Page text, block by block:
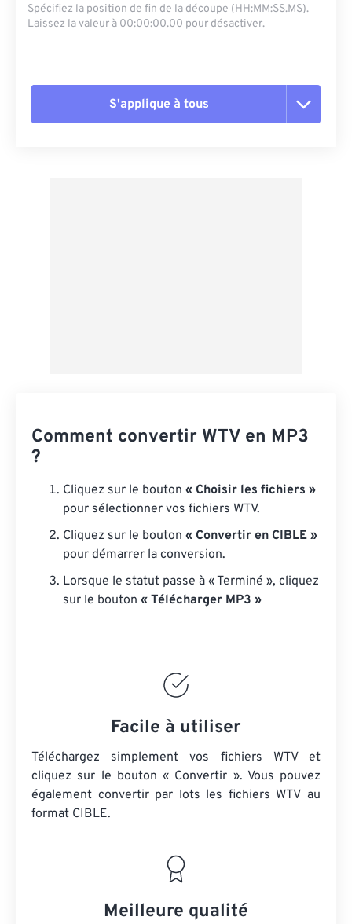
Spécifiez la position de fin de la découpe (HH:MM:SS.MS).
Laissez la valeur à 00:00:00.00 pour désactiver.
S'applique à tous
Comment convertir WTV en MP3
?
Cliquez sur le bouton « Choisir les fichiers »
pour sélectionner vos fichiers WTV.
Cliquez sur le bouton « Convertir en CIBLE »
pour démarrer la conversion.
Lorsque le statut passe à « Terminé », cliquez
sur le bouton « Télécharger MP3 »
Facile à utiliser
Téléchargez simplement vos fichiers WTV et
cliquez sur le bouton « Convertir ». Vous pouvez
également convertir par lots les fichiers WTV au
format CIBLE.
Meilleure qualité